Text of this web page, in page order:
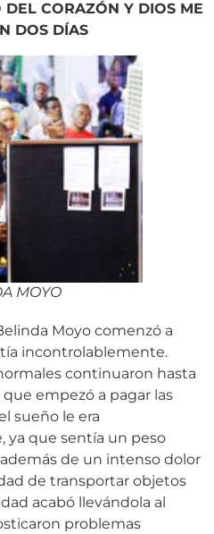
DEL CORAZÓN Y DIOS ME
DOS DÍAS
MOYO
Moyo comenzó a
incontrolablemente.
continuaron hasta
empezó a pagar las
sueño le era
ya que sentía un peso
de un intenso dolor
de transportar objetos
acabó llevándola al
problemas